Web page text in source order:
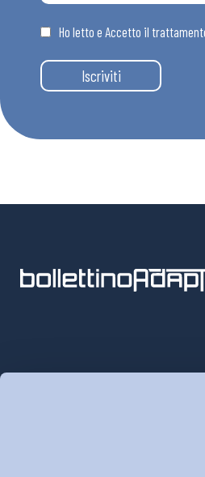
Ho letto e Accetto il
Iscriviti